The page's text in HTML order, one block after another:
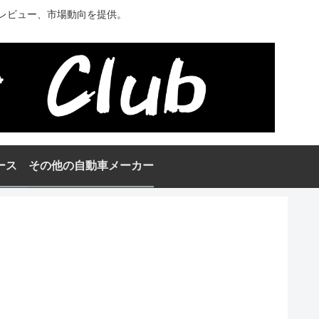
ュー、市場動向を提供。
ス その他の自動車メーカー